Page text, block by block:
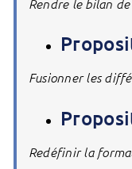
Rendre le bilan
Fusionner les
Redéfinir la